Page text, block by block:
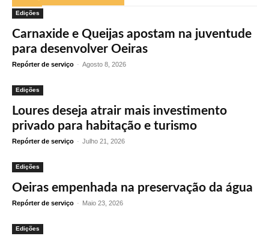
Edições
Carnaxide e Queijas apostam na juventude
para desenvolver Oeiras
Repórter de serviço - Agosto 8, 2026
Edições
Loures deseja atrair mais investimento
privado para habitação e turismo
Repórter de serviço - Julho 21, 2026
Edições
Oeiras empenhada na preservação da água
Repórter de serviço - Maio 23, 2026
Edições